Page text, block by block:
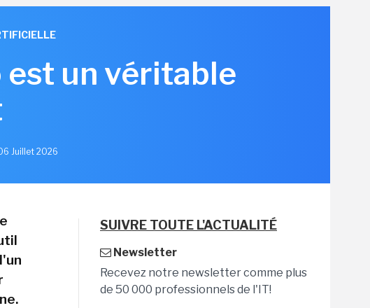
est un véritable
Juillet 2026
SUIVRE TOUTE L'ACTUALITÉ
Newsletter
Recevez notre newsletter comme plus
de 50 000 professionnels de l'IT!